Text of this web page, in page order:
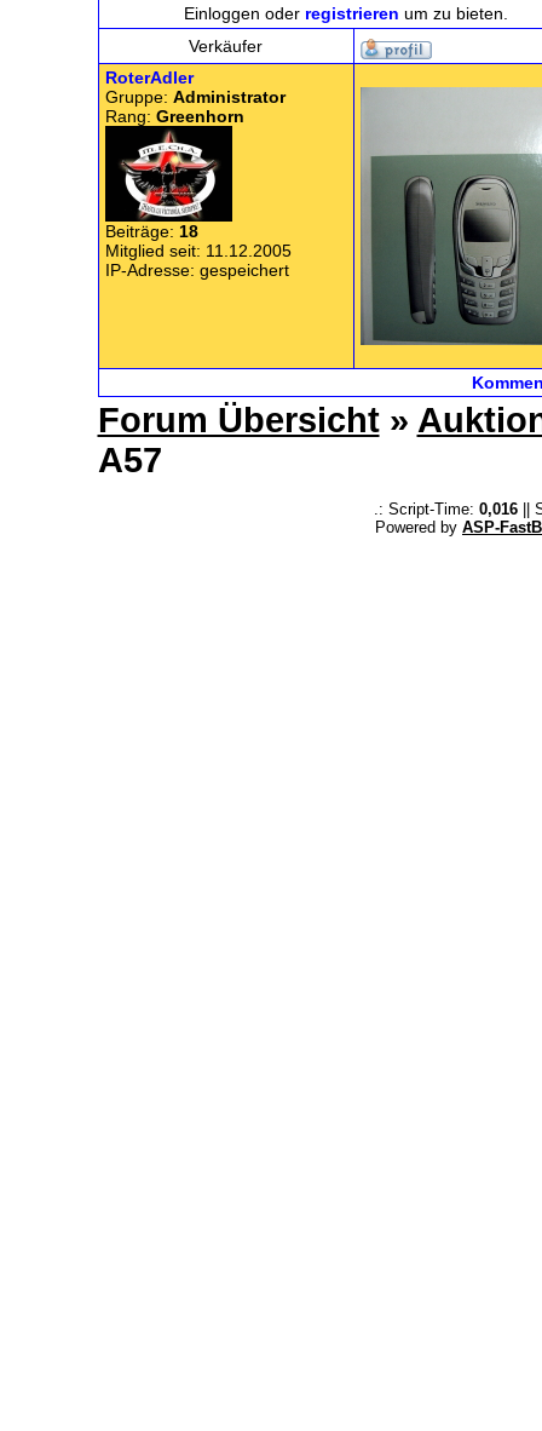
Einloggen oder registrieren um zu bieten.
Verkäufer
RoterAdler
Gruppe: Administrator
Rang: Greenhorn
Beiträge: 18
Mitglied seit: 11.12.2005
IP-Adresse: gespeichert
Forum Übersicht»
A57
.: Script-Time: 0,016||
Powered by ASP-